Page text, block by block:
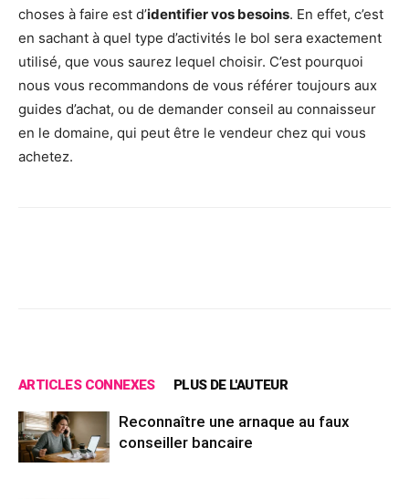
choses à faire est d’identifier vos besoins. En effet, c’est
en sachant à quel type d’activités le bol sera exactement
utilisé, que vous saurez lequel choisir. C’est pourquoi
nous vous recommandons de vous référer toujours aux
guides d’achat, ou de demander conseil au connaisseur
en le domaine, qui peut être le vendeur chez qui vous
achetez.
ARTICLES CONNEXES PLUS DE L'AUTEUR
Reconnaître une arnaque au faux
conseiller bancaire